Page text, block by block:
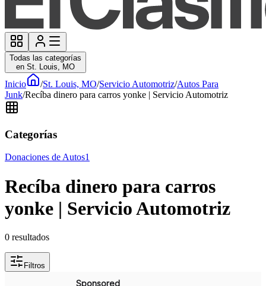
Todas las categorías
en St. Louis, MO
Inicio /St. Louis, MO/Servicio Automotriz/Autos Para
Junk/Recíba dinero para carros yonke | Servicio Automotriz
Categorías
Donaciones de Autos1
Recíba dinero para carros
yonke | Servicio Automotriz
0 resultados
Filtros